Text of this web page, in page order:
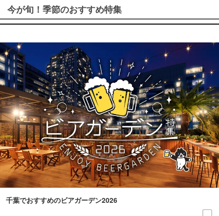
今が旬！季節のおすすめ特集
千葉でおすすめのビアガーデン2026